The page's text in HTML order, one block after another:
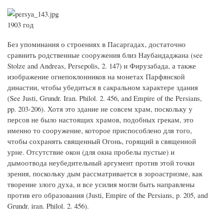
1903 год
Без упоминания о строениях в Пасаргадах, достаточно
сравнить родственные сооружения близ Наубандаджана (see
Stolze and Andreas, Persepolis, 2. 147) и Фирузабада, а также
изображение огнепоклонников на монетах Парфянской
династии, чтобы убедиться в сакральном характере здания
(See Justi, Grundr. Iran. Philol. 2. 456, and Empire of the Persians,
pp. 203-206). Хотя это здание не совсем храм, поскольку у
персов не было настоящих храмов, подобных грекам, это
именно то сооружение, которое приспособлено для того,
чтобы сохранять священный Огонь, горящий в священной
урне. Отсутствие окон (для окна пробелы пустые) и
дымоотвода неубедительный аргумент против этой точки
зрения, поскольку дым рассматривается в зороастризме, как
творение злого духа, и все усилия могли быть направлены
против его образования (Justi, Empire of the Persians, p. 205, and
Grundr. iran. Philol. 2. 456).